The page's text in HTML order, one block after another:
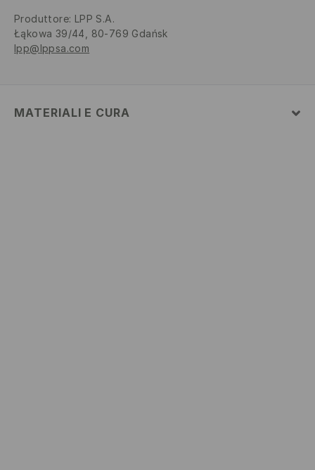
Produttore: LPP S.A.
Łąkowa 39/44, 80-769 Gdańsk
lpp@lppsa.com
MATERIALI E CURA